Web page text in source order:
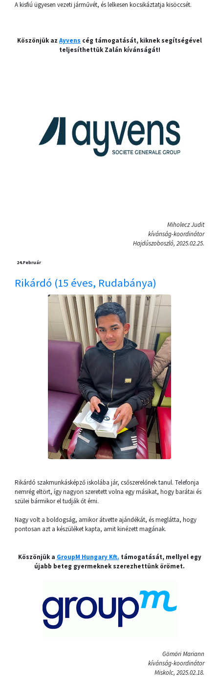
A kisfiú ügyesen vezeti járművét, és lelkesen kocsikáztatja kisöccsét.
Köszönjük az Ayvens cég támogatását, kiknek segítségével
teljesíthettük Zalán kívánságát!
Miholecz Judit
kívánság-koordinátor
Hajdúszoboszló, 2025.02.25.
24.Február
Rikárdó (15 éves, Rudabánya)
Rikárdó szakmunkásképző iskolába jár, csőszerelőnek tanul. Telefonja
nemrég eltört, így nagyon szeretett volna egy másikat, hogy barátai és
szülei bármikor el tudják őt érni.
Nagy volt a boldogság, amikor átvette ajándékát, és meglátta, hogy
pontosan azt a készüléket kapta, amit kinézett magának.
Köszönjük a GroupM Hungary Kft. támogatását, mellyel egy
újabb beteg gyermeknek szerezhettünk örömet.
Gömöri Mariann
kívánság-koordinátor
Miskolc, 2025.02.18.